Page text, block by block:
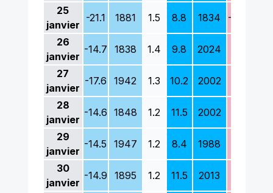
25
janvier
-21.1 1881 1.5 8.8 1834 -10.0
26
janvier
-14.7 1838 1.4 9.8 2024
27
janvier
-17.6 1942 1.3 10.2 2002
28
janvier
-14.6 1848 1.2 11.5 2002
29
janvier
-14.5 1947 1.2 8.4 1988
30
janvier
-14.9 1895 1.2 11.5 2013